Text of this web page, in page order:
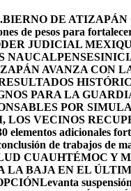
BIERNO DE
de pesos para
JUDICIAL
NAUCALPENSES
AVANZA CON
PARA LA
POR
LOS VECINOS
elementos adicionales
de trabajos de
CUAUHTÉMOC Y
LA BAJA EN EL
Levanta